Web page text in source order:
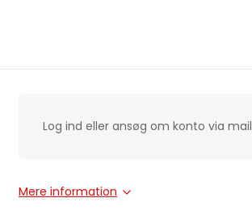
Log ind eller ansøg om konto via
Mere information